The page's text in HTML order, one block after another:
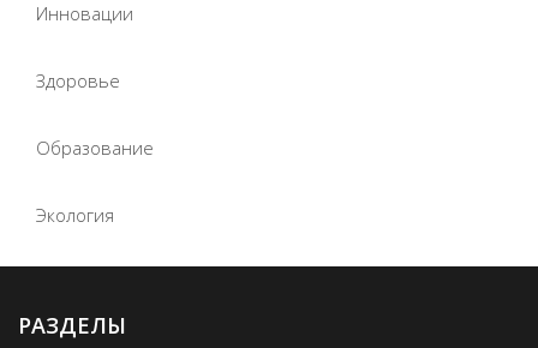
Инновации
Здоровье
Образование
Экология
РАЗДЕЛЫ